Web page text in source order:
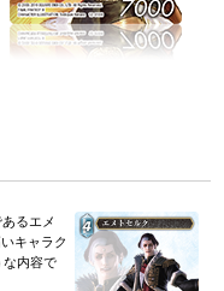
るエメ
キャラク
な内容で